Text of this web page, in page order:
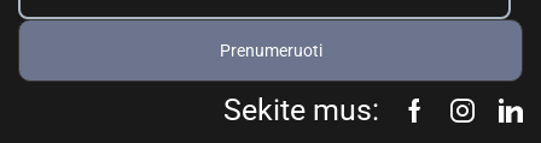
Prenumeruoti
Sekite mus: